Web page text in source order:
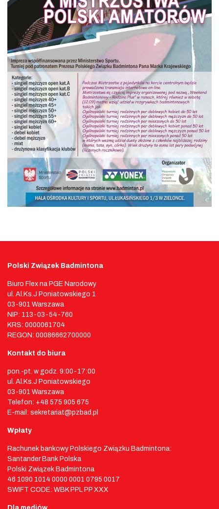
Polski Związek Badmintona
Biuro Flex na PGE Narodowy
ul. Al.Ks.J Poniatowskiego 1
03-901 Warszawa
NIP: 113-03-54-760
KRS: 0000061704
REGON: 00086662700000
Kontakt do biura
pon.-pt. w godz. 9:00-17:00
ul. Al.Ks.J Poniatowskiego
03-901 Warszawa
Telefon: +48 575 905 675
E-mail: sekretariat@pzbad.pl
Wpłaty
Rachunek bankowy Polskiego Związku Badmintona:
Santander Bank Polska
Polski Związek Badmintona
46 1090 1014 0000 0001 0795 0017
SWIFT CODE: WBK PPL PP XXX